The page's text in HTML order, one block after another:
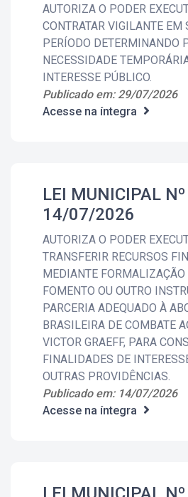
AUTORIZA O PODER
CONTRATAR VIGILANTE EM
PERÍODO DETERMINANDO
NECESSIDADE
INTERESSE PÚBLICO.
Publicado em: 29/07/2026
Acesse na íntegra
LEI MUNICIPAL
14/07/2026
AUTORIZA O PODER
TRANSFERIR RECURSOS
MEDIANTE FORMALIZAÇÃO
FOMENTO OU OUTRO
PARCERIA ADEQUADO À
BRASILEIRA DE COMBATE
VICTOR GRAEFF, PARA
FINALIDADES DE
OUTRAS PROVIDÊNCIAS.
Publicado em: 14/07/2026
Acesse na íntegra